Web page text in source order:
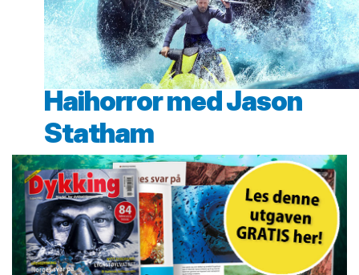
Haihorror med Jason
Statham